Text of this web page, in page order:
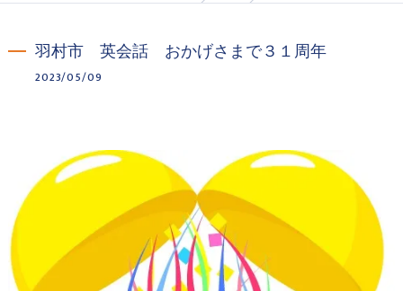
羽村市 英会話 おかげさまで３１周年
2023/05/09